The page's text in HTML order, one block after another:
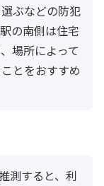
ぶなどの防犯
の南側は住宅
場所によって
とをおすすめ
測すると、利